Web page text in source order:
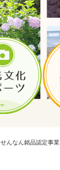
せんなん銘品認定事業